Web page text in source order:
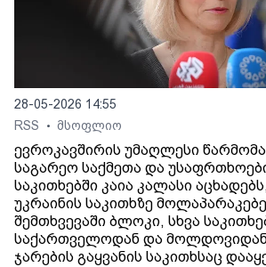
28-05-2026 14:55
RSS
• მსოფლიო
ევროკავშირის უმაღლესი
საგარეო საქმეთა და
საკითხებში კაია კალასი
უკრაინის საკითხზე
შემთხვევაში ბლოკი, სხვა
საქართველოდან და
ჯარების გაყვანის საკითხსაც